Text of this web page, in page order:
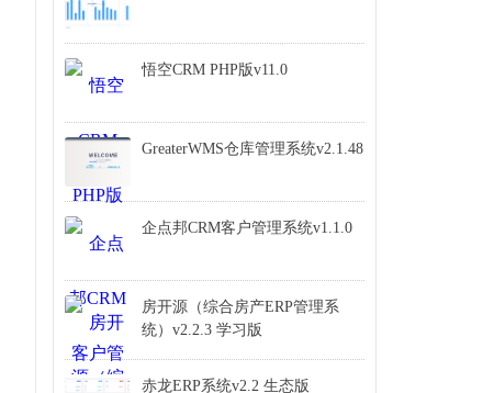
悟空CRM PHP版v11.0
GreaterWMS仓库管理系统v2.1.48
企点邦CRM客户管理系统v1.1.0
房开源（综合房产ERP管理系
统）v2.2.3 学习版
赤龙ERP系统v2.2 生态版